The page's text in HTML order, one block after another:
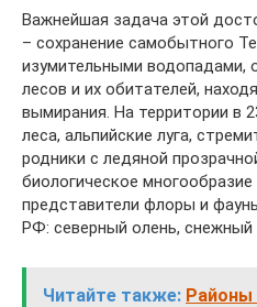
Важнейшая задача этой
– сохранение самобытного
изумительными водопадами,
лесов и их обитателей,
вымирания. На территории в
леса, альпийские луга,
родники с ледяной
биологическое
представители флоры и
РФ: северный олень, снежный
Читайте также: Районы